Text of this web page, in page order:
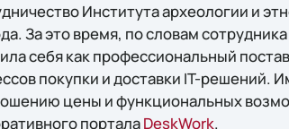
Института археологии и
За это время, по словам
себя как профессиональный
покупки и доставки IT-решений.
цены и функциональных
порталаDeskWork.